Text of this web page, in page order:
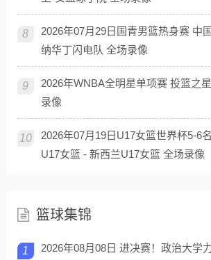
8
2026年07月29日国青男篮热身赛 中
纳华丁闪电队 全场录像
9
2026年WNBA全明星单项赛 投篮之
录像
10
2026年07月19日U17女篮世界杯5-6
U17女篮 - 新西兰U17女篮 全场录像
篮球集锦
1
2026年08月08日 进决赛！政治大学